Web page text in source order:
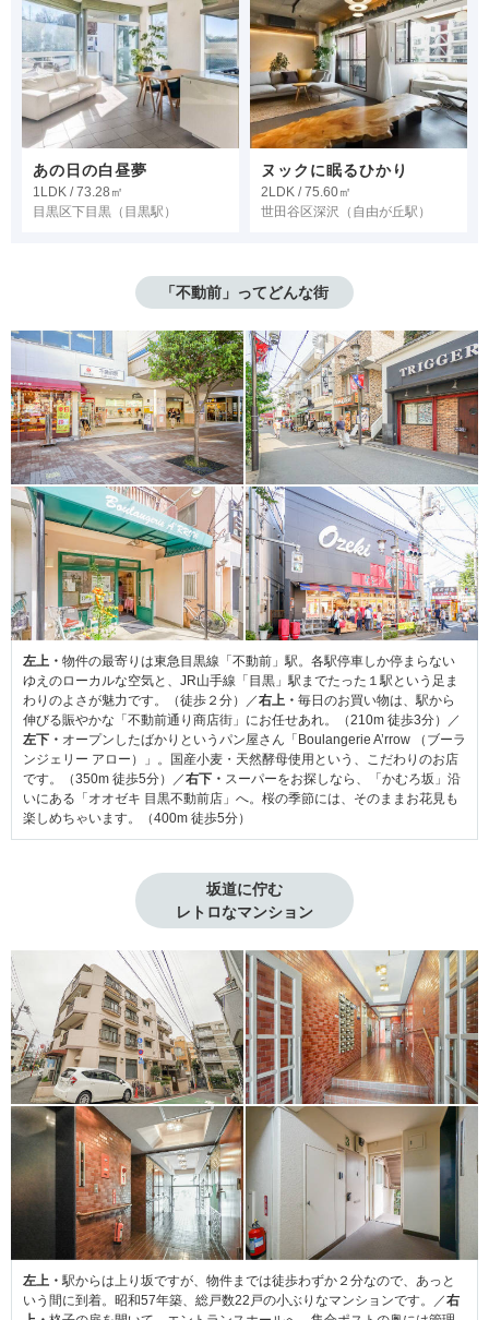
あの日の白昼夢
1LDK / 73.28㎡
目黒区下目黒 （目黒駅）
ヌックに眠るひかり
2LDK / 75.60㎡
世田谷区深沢 （自由が丘駅）
「不動前」ってどんな街
左上・ 物件の最寄りは東急目黒線「不動前」駅。各駅停車しか停まらない
ゆえのローカルな空気と、JR山手線「目黒」駅までたった１駅という足ま
わりのよさが魅力です。（徒歩２分）／右上・ 毎日のお買い物は、駅から
伸びる賑やかな「不動前通り商店街」にお任せあれ。（210m 徒歩3分）／
左下・ オープンしたばかりというパン屋さん「Boulangerie A’rrow （ブーラ
ンジェリー アロー）」。国産小麦・天然酵母使用という、こだわりのお店
です。（350m 徒歩5分）／右下・ スーパーをお探しなら、「かむろ坂」沿
いにある「オオゼキ 目黒不動前店」へ。桜の季節には、そのままお花見も
楽しめちゃいます。（400m 徒歩5分）
坂道に佇む
レトロなマンション
左上・駅からは上り坂ですが、物件までは徒歩わずか２分なので、あっと
いう間に到着。昭和57年築、総戸数22戸の小ぶりなマンションです。／右